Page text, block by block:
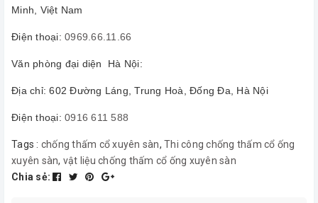
Minh, Việt Nam
Điện thoại: 0969.66.11.66
Văn phòng đại diện Hà Nội:
Địa chỉ: 602 Đường Láng, Trung Hoà, Đống Đa, Hà Nội
Điện thoại: 0916 611 588
Tags : chống thấm cổ xuyên sàn, Thi công chống thấm cổ ống
xuyên sàn, vật liệu chống thấm cổ ống xuyên sàn
Chia sẻ: